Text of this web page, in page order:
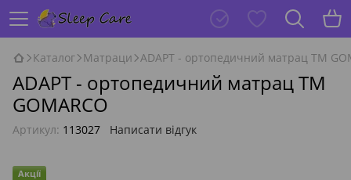
Каталог Матраци ADAPT - ортопедичний матрац ТМ
ADAPT - ортопедичний матрац ТМ
GOMARCO
Артикул: 113027 Написати відгук
Акції